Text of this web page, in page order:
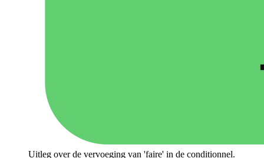
Uitleg over de vervoeging van 'faire' in de conditionnel.